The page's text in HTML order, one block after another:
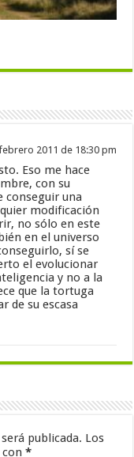
2011 de 18:30 pm
Eso me hace
con su
conseguir una
modificación
no sólo en este
en el universo
sí se
el evolucionar
y no a la
que la tortuga
de su escasa
publicada. Los
con*